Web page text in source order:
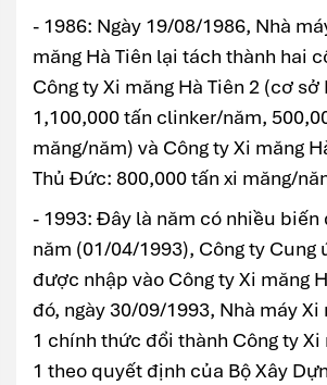
- 1986: Ngày 19/08/1986, Nhà
măng Hà Tiên lại tách thành hai
Công ty Xi măng Hà Tiên 2 (cơ sở
1,100,000 tấn clinker/năm,
măng/năm) và Công ty Xi măng
Thủ Đức: 800,000 tấn xi măng/
- 1993: Đây là năm có nhiều biến
năm (01/04/1993), Công ty Cung
được nhập vào Công ty Xi măng
đó, ngày 30/09/1993, Nhà máy Xi
1 chính thức đổi thành Công ty Xi
1 theo quyết định của Bộ Xây